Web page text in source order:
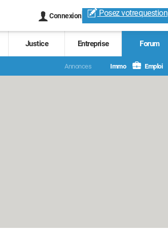
Connexion Posez votrequestion
Justice Entreprise Forum
Annonces Immo Emploi